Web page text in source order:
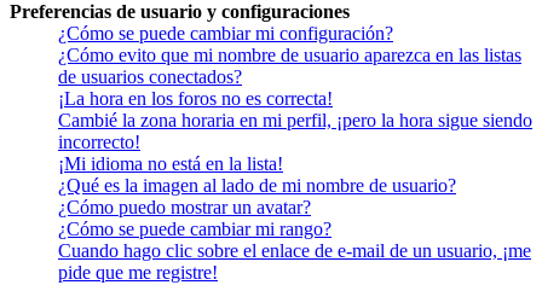
Preferencias de usuario y configuraciones
¿Cómo se puede cambiar mi configuración?
¿Cómo evito que mi nombre de usuario aparezca en las listas
de usuarios conectados?
¡La hora en los foros no es correcta!
Cambié la zona horaria en mi perfil, ¡pero la hora sigue siendo
incorrecto!
¡Mi idioma no está en la lista!
¿Qué es la imagen al lado de mi nombre de usuario?
¿Cómo puedo mostrar un avatar?
¿Cómo se puede cambiar mi rango?
Cuando hago clic sobre el enlace de e-mail de un usuario, ¡me
pide que me registre!